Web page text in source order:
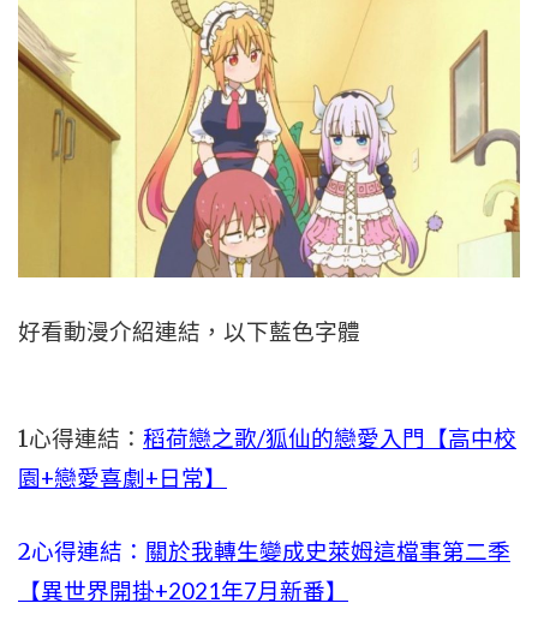
好看動漫介紹連結，以下藍色字體
1心得連結： 稻荷戀之歌/狐仙的戀愛入門【高中校
園+戀愛喜劇+日常】
2心得連結： 關於我轉生變成史萊姆這檔事第二季
【異世界開掛+2021年7月新番】